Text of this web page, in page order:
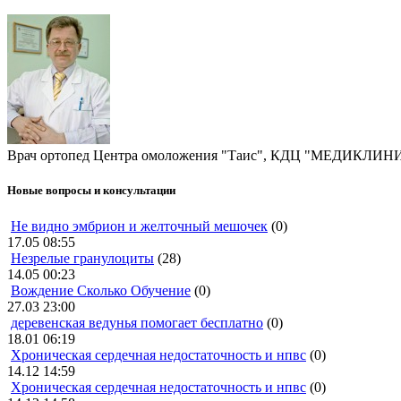
Врач ортопед Центра омоложения "Таис", КДЦ
Новые вопросы и консультации
Не видно эмбрион и желточный мешочек (0)
17.05 08:55
Незрелые гранулоциты (28)
14.05 00:23
Вождение Сколько Обучение (0)
27.03 23:00
деревенская ведунья помогает бесплатно (0)
18.01 06:19
Хроническая сердечная недостаточность и нпвс (0)
14.12 14:59
Хроническая сердечная недостаточность и нпвс (0)